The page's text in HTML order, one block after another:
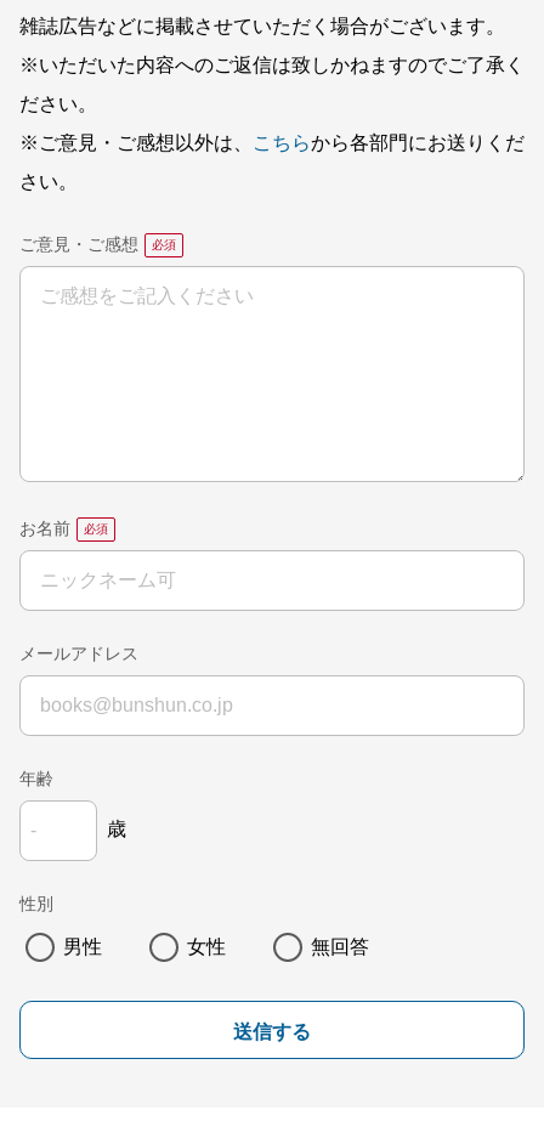
雑誌広告などに掲載させていただく場合がございます。
※いただいた内容へのご返信は致しかねますのでご了承く
ださい。
※ご意見・ご感想以外は、
こちらから各部門にお送りくだ
さい。
ご意見・ご感想
お名前
メールアドレス
年齢
歳
性別
男性 女性 無回答
送信する